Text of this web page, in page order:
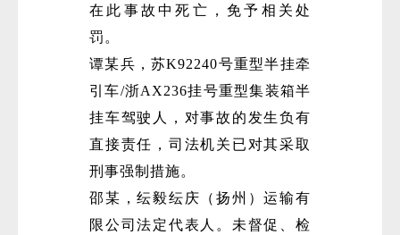
在此事故中死亡，免予相关处
罚。
谭某兵，苏K92240号重型半挂牵
引车/浙AX236挂号重型集装箱半
挂车驾驶人，对事故的发生负有
直接责任，司法机关已对其采取
刑事强制措施。
邵某，纭毅纭庆（扬州）运输有
限公司法定代表人。未督促、检